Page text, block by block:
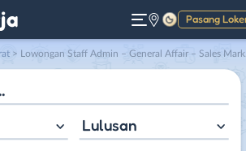
Pasang
Gelap
> Lowongan Staff Admin – General Affair – Sales Marketing – 3D Visual Designer di PT. Shunda Sucai Indonesia
Lulusan